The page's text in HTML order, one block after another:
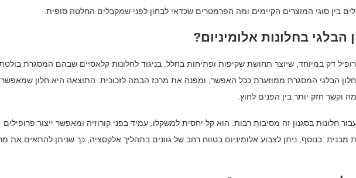
בין סוגי המוצרים הקיימים ומה הפרמטרים שכדאי לבחון לפני שמקבלים החלטה סופית.
הבלגי בחלונות אלומיניום?
דק במיוחד, שיוצר תחושת שקיפות ופתיחות בחלל. בניגוד לחלונות קלאסיים שבהם המסגרת
הבלגי המסגרת ממוזערת ככל האפשר, ומפנה את מרכז הבמה לזכוכית. התוצאה היא חלון שמאפשר
וקשר חזק יותר בין הפנים לחוץ.
חלונות בסגנון זה מסיבות רבות: הוא קל יחסית למשקלו, עמיד בפני קורוזיה ומאפשר ייצור פרופילים
מבנית. בנוסף, ניתן לצבוע אלומיניום בטווח רחב של גוונים בתהליך אלקסציה, כך שניתן להתאים את